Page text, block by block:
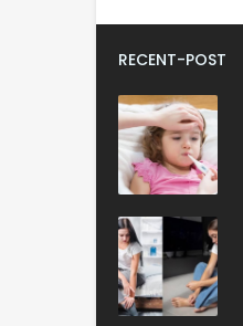
RECENT-POST